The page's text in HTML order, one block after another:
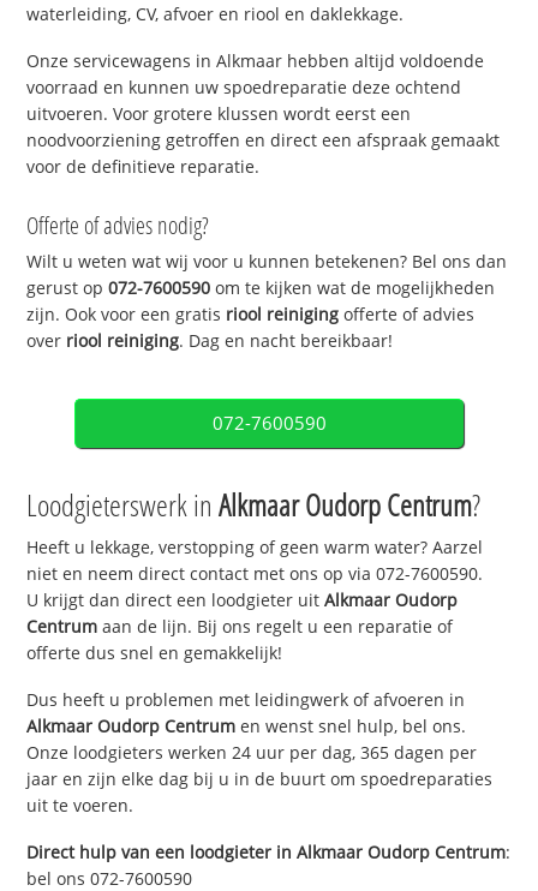
waterleiding, CV, afvoer en riool en daklekkage.
Onze servicewagens in Alkmaar hebben altijd voldoende
voorraad en kunnen uw spoedreparatie deze ochtend
uitvoeren. Voor grotere klussen wordt eerst een
noodvoorziening getroffen en direct een afspraak gemaakt
voor de definitieve reparatie.
Offerte of advies nodig?
Wilt u weten wat wij voor u kunnen betekenen? Bel ons dan
gerust op072-7600590 om te kijken wat de mogelijkheden
zijn. Ook voor een gratis riool reiniging offerte of advies
over riool reiniging. Dag en nacht bereikbaar!
072-7600590
Loodgieterswerk inAlkmaar Oudorp Centrum?
Heeft u lekkage, verstopping of geen warm water? Aarzel
niet en neem direct contact met ons op via 072-7600590.
U krijgt dan direct een loodgieter uitAlkmaar Oudorp
Centrum aan de lijn. Bij ons regelt u een reparatie of
offerte dus snel en gemakkelijk!
Dus heeft u problemen met leidingwerk of afvoeren in
Alkmaar Oudorp Centrum en wenst snel hulp, bel ons.
Onze loodgieters werken 24 uur per dag, 365 dagen per
jaar en zijn elke dag bij u in de buurt om spoedreparaties
uit te voeren.
Direct hulp van een loodgieter inAlkmaar Oudorp Centrum:
bel ons 072-7600590